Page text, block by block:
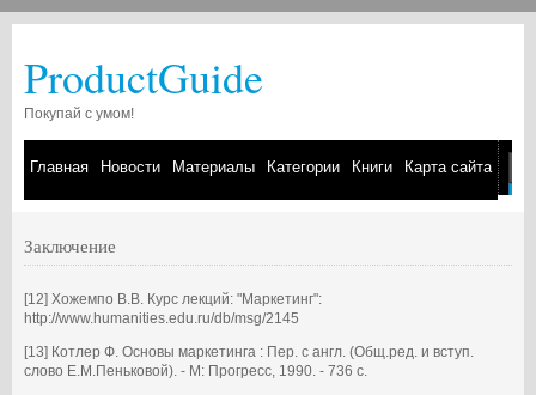
ProductGuide
Покупай с умом!
Главная Новости Материалы Категории Книги Карта сайта
Заключение
[12] Хожемпо В.В. Курс лекций: "Маркетинг":
http://www.humanities.edu.ru/db/msg/2145
[13] Котлер Ф. Основы маркетинга : Пер. с англ. (Общ.ред. и вступ.
слово Е.М.Пеньковой). - М: Прогресс, 1990. - 736 с.